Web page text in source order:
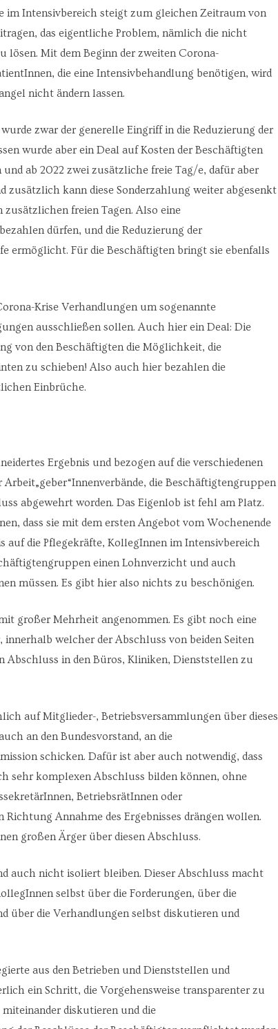
im Intensivbereich steigt zum gleichen Zeitraum von
das eigentliche Problem, nämlich die nicht
lösen. Mit dem Beginn der zweiten Corona-
die eine Intensivbehandlung benötigen, wird
nicht ändern lassen.
zwar der generelle Eingriff in die Reduzierung der
wurde aber ein Deal auf Kosten der Beschäftigten
ab 2022 zwei zusätzliche freie Tag/e, dafür aber
zusätzlich kann diese Sonderzahlung weiter abgesenkt
freien Tagen. Also eine
dürfen, und die Reduzierung der
ermöglicht. Für die Beschäftigten bringt sie ebenfalls
Krise Verhandlungen um sogenannte
ausschließen sollen. Auch hier ein Deal: Die
von den Beschäftigten die Möglichkeit, die
zu schieben! Also auch hier bezahlen die
Einbrüche.
Ergebnis und bezogen auf die verschiedenen
die Beschäftigtengruppen
abgewehrt worden. Das Eigenlob ist fehl am Platz.
dass sie mit dem ersten Angebot vom Wochenende
die Pflegekräfte, KollegInnen im Intensivbereich
einen Lohnverzicht und auch
müssen. Es gibt hier also nichts zu beschönigen.
großer Mehrheit angenommen. Es gibt noch eine
welcher der Abschluss von beiden Seiten
Abschluss in den Büros, Kliniken, Dienststellen zu
auf Mitglieder-, Betriebsversammlungen über dieses
an den Bundesvorstand, an die
schicken. Dafür ist aber auch notwendig, dass
sehr komplexen Abschluss bilden können, ohne
BetriebsrätInnen oder
Annahme des Ergebnisses drängen wollen.
großen Ärger über diesen Abschluss.
auch nicht isoliert bleiben. Dieser Abschluss macht
selbst über die Forderungen, über die
über die Verhandlungen selbst diskutieren und
aus den Betrieben und Dienststellen und
ein Schritt, die Vorgehensweise transparenter zu
diskutieren und die